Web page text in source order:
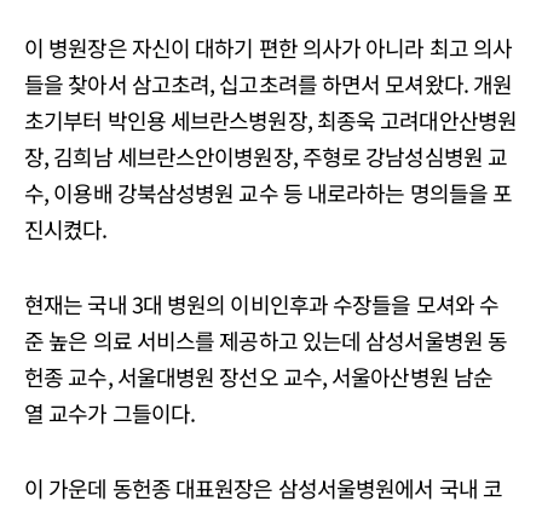
이 병원장은 자신이 대하기 편한 의사가 아니라 최고 의사
들을 찾아서 삼고초려, 십고초려를 하면서 모셔왔다. 개원
초기부터 박인용 세브란스병원장, 최종욱 고려대안산병원
장, 김희남 세브란스안이병원장, 주형로 강남성심병원 교
수, 이용배 강북삼성병원 교수 등 내로라하는 명의들을 포
진시켰다.
현재는 국내 3대 병원의 이비인후과 수장들을 모셔와 수
준 높은 의료 서비스를 제공하고 있는데 삼성서울병원 동
헌종 교수, 서울대병원 장선오 교수, 서울아산병원 남순
열 교수가 그들이다.
이 가운데 동헌종 대표원장은 삼성서울병원에서 국내 코